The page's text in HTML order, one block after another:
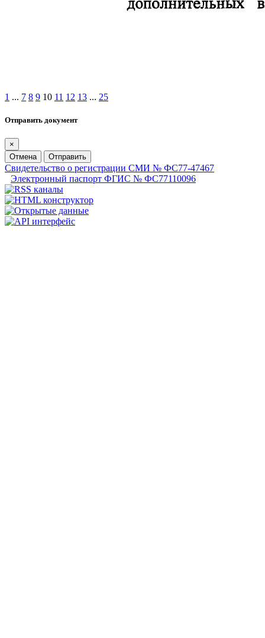
1 ... 7 8 9 10 11 12 13 ... 25
Отправить документ
×
Отмена
Отправить
Свидетельство о регистрации СМИ № ФС77-47467
Электронный паспорт ФГИС № ФС77110096